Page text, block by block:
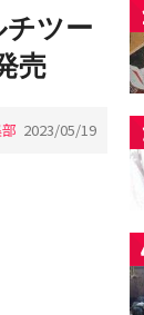
ツー
売
2023/05/19